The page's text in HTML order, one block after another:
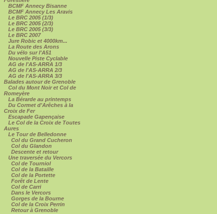
BCMF Annecy Bisanne
BCMF Annecy Les Aravis
Le BRC 2005 (1/3)
Le BRC 2005 (2/3)
Le BRC 2005 (3/3)
Le BRC 2007
Jure Robic et 4000km...
La Route des Arons
Du vélo sur l'A51
Nouvelle Piste Cyclable
AG de l'AS-ARRA 1/3
AG de l'AS-ARRA 2/3
AG de l'AS-ARRA 3/3
Balades autour de Grenoble
Col du Mont Noir et Col de
Romeyère
La Bérarde au printemps
Du Cormet d'Arêches à la
Croix de Fer
Escapade Gapençaise
Le Col de la Croix de Toutes
Aures
Le Tour de Belledonne
Col du Grand Cucheron
Col du Glandon
Descente et retour
Une traversée du Vercors
Col de Tourniol
Col de la Bataille
Col de la Portette
Forêt de Lente
Col de Carri
Dans le Vercors
Gorges de la Bourne
Col de la Croix Perrin
Retour à Grenoble